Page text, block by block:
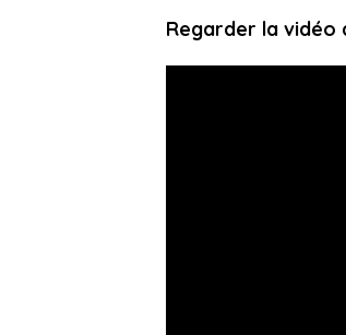
Regarder la vidéo